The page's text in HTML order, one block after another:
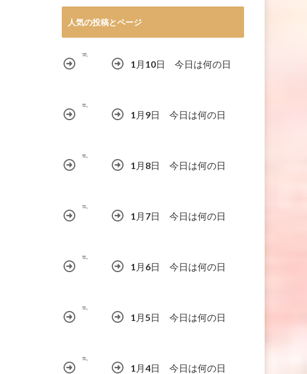
人気の投稿とページ
1月10日 今日は何の日
1月9日 今日は何の日
1月8日 今日は何の日
1月7日 今日は何の日
1月6日 今日は何の日
1月5日 今日は何の日
1月4日 今日は何の日